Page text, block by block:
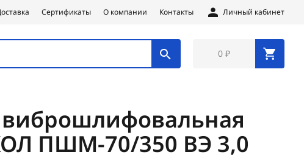
Сертификаты О компании Контакты Личный кабинет
0 ₽
ПШМ-70/350 ВЭ 3,0